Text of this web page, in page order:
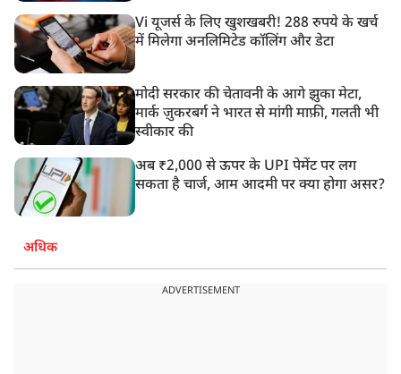
Vi यूजर्स के लिए खुशखबरी! 288 रुपये के खर्च
में मिलेगा अनलिमिटेड कॉलिंग और डेटा
मोदी सरकार की चेतावनी के आगे झुका मेटा,
मार्क ज़ुकरबर्ग ने भारत से मांगी माफ़ी, गलती भी
स्वीकार की
अब ₹2,000 से ऊपर के UPI पेमेंट पर लग
सकता है चार्ज, आम आदमी पर क्या होगा असर?
अधिक
ADVERTISEMENT